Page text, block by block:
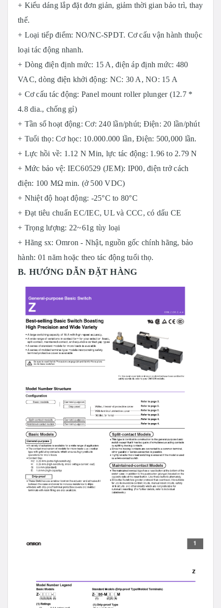
+ Kiểu dáng lắp đặt đơn giản, giảm thời gian bảo trì, thay
thế.
+ Loại tiếp điểm: NO/NC-SPDT. Cơ cấu vận hành thuộc
loại tác động nhanh.
+ Dòng điện định mức: 15 A, điện áp định mức: 480
VAC, dòng điện khởi động: NC: 30 A, NO: 15 A
+ Cơ cấu tác động: Panel mount roller plunger (12.7 *
4.8 dia., chống gỉ)
+ Tần số hoạt động: Cơ: 240 lần/phút; Điện: 20 lần/phút
+ Tuổi thọ: Cơ học: 10.000.000 lần, Điện: 500,000 lần.
+ Lực hồi về: 1.12 N Min, lực tác động: 1.96 to 2.79 N
+ Mức bảo vệ: IEC60529 (JEM): IP00, điện trở cách
điện: 100 MΩ min. (ở 500 VDC)
+ Nhiệt độ hoạt động: -25°C to 80°C
+ Đạt tiêu chuẩn EC/IEC, UL và CCC, có dấu CE
+ Trọng lượng: 22~61g tùy loại
+ Hãng sx: Omron - Nhật, nguồn gốc chính hãng, bảo
hành: 01 năm hoặc theo tác động tuổi thọ.
B. HƯỚNG DẪN ĐẶT HÀNG